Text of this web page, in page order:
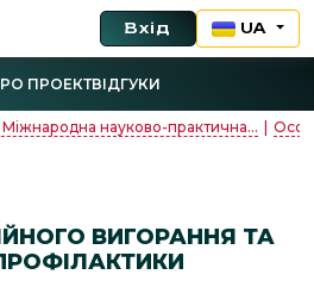
Вхід UA
ПРОЕКТВІДГУКИ
Міжнародна науково-практична...
ВИГОРАННЯ ТА